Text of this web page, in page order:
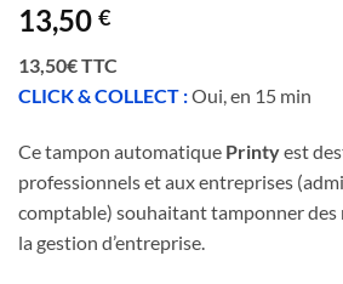
13,50 €
13,50€ TTC
CLICK & COLLECT :Oui, en 15 min
Ce tampon automatique Printyest
professionnels et aux entreprises
comptable) souhaitant tamponner
la gestion d’entreprise.